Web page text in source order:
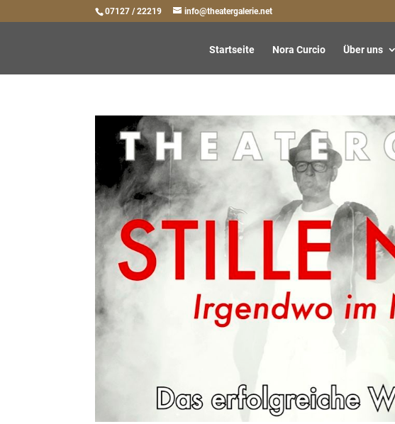
07127 / 22219 info@theatergalerie.net
Startseite Nora Curcio Über uns